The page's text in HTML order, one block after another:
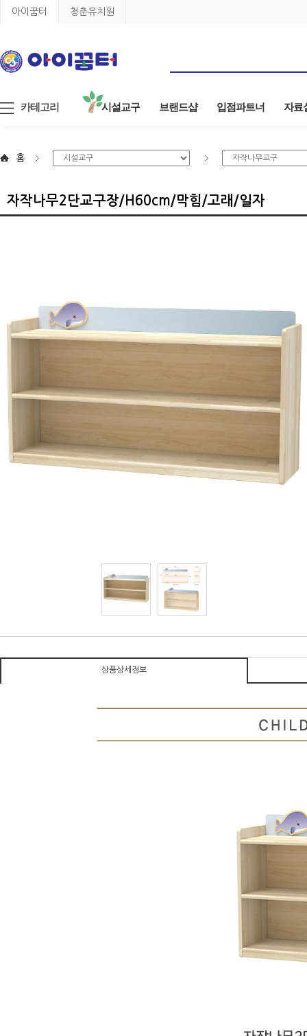
아이꿈터 청춘유치원
카테고리 시설교구 브랜드샵 입점파트너 자료
홈
자작나무2단교구장/H60cm/막힘/고래/일자
상품상세정보